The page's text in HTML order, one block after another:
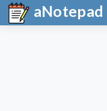
aNotepad